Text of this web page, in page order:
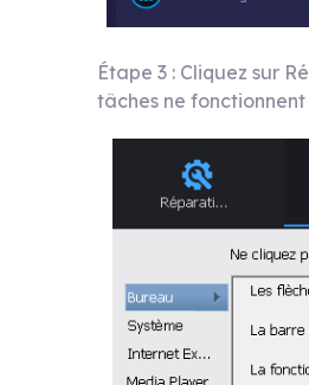
Étape 3 : Cliquez sur
tâches ne